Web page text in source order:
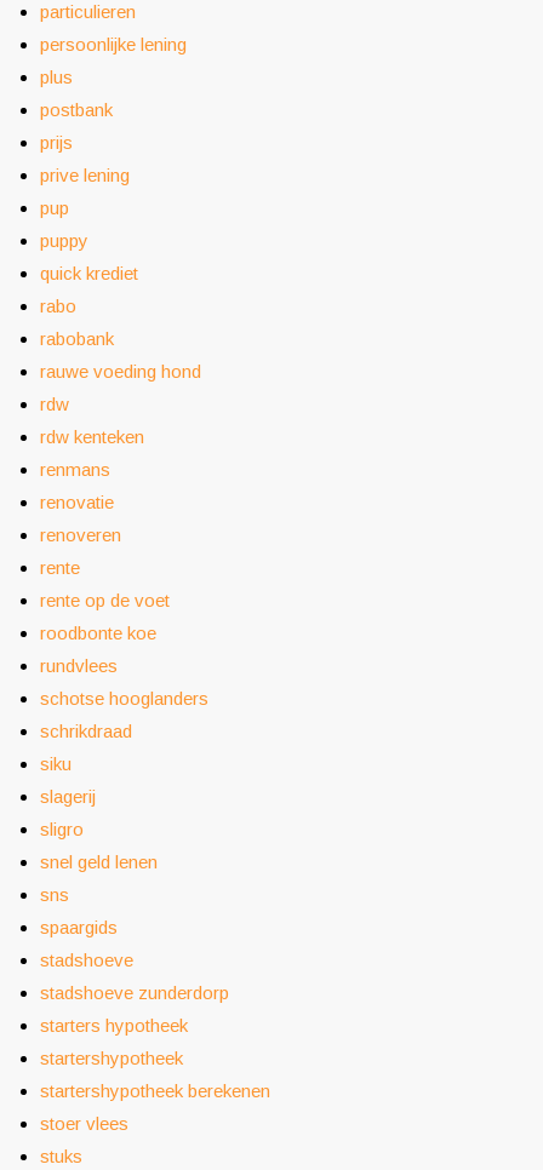
particulieren
persoonlijke lening
plus
postbank
prijs
prive lening
pup
puppy
quick krediet
rabo
rabobank
rauwe voeding hond
rdw
rdw kenteken
renmans
renovatie
renoveren
rente
rente op de voet
roodbonte koe
rundvlees
schotse hooglanders
schrikdraad
siku
slagerij
sligro
snel geld lenen
sns
spaargids
stadshoeve
stadshoeve zunderdorp
starters hypotheek
startershypotheek
startershypotheek berekenen
stoer vlees
stuks